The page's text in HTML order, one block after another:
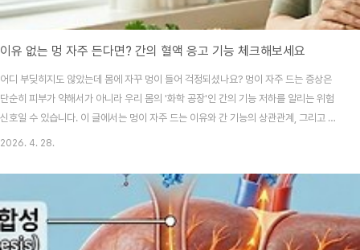
이유 없는 멍 자주 든다면? 간의 혈액 응고 기능 체크해보세요
어디 부딪히지도 않았는데 몸에 자꾸 멍이 들어 걱정되셨나요? 멍이 자주 드는 증상은
단순히 피부가 약해서가 아니라 우리 몸의 '화학 공장'인 간의 기능 저하를 알리는 위험
신호일 수 있습니다. 이 글에서는 멍이 자주 드는 이유와 간 기능의 상관관계, 그리고 건
강한 간을 되찾기 위한 생활 습관 개선 팁 3가지를 상세히 전해드립니다.언제 어디서 부
"피부가 좀 약한가?" 하고 가볍게 넘기기엔 멍이 사라지지도 않고 자꾸 새로운 멍이 생
긴다면 단순히 피부 문제가 아니라 우리 몸 내부 장기의 이상을 나타내는 중요한 지표가
됩니다. 저도 예전에 무리하게 일하던 시절, 자꾸 다리에 멍이 생겨서 걱정했는데 알고
보니 제 몸의 해독 공장이..
2026. 4. 28.